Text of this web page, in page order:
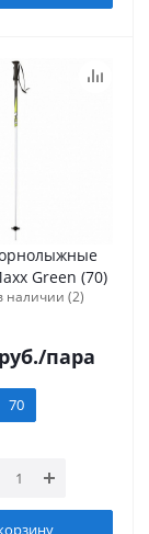
Green (70)
наличии (2)
руб./пара
70